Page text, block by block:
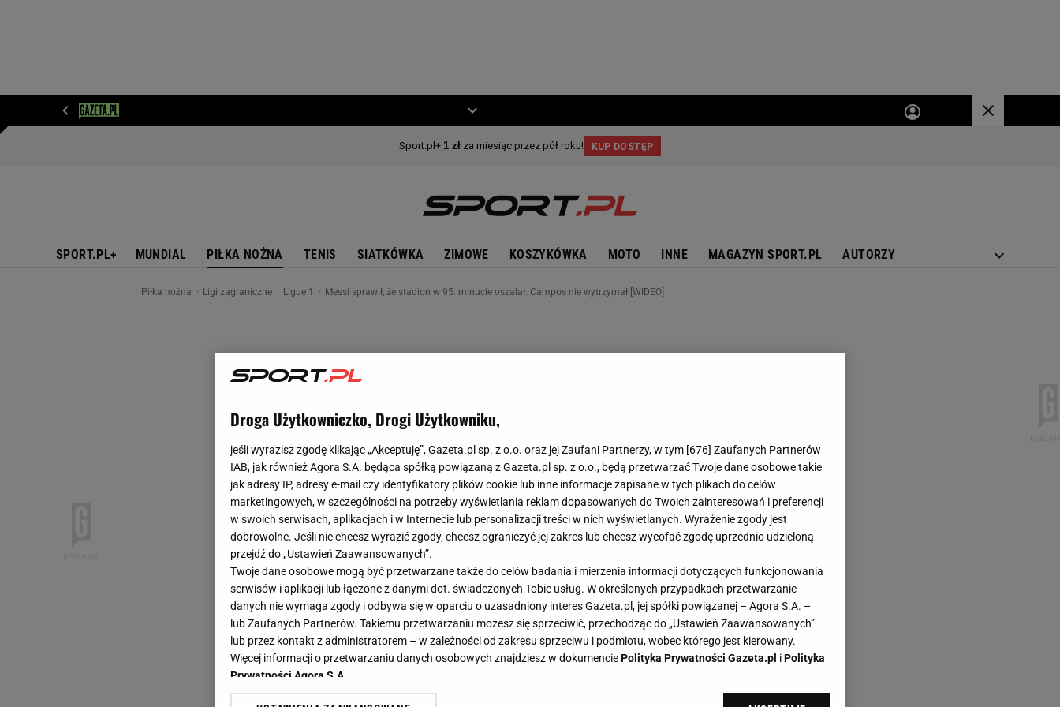
SPORT.PL+ MUNDIAL PIŁKA NOŻNA TENIS SIATKÓWKA ZIMOWE KOSZYKÓWKA MOTO INNE MAGAZYN SPORT.PL AUTORZY
Piłka nożna Ligi zagraniczne Ligue 1 Messi sprawił, że stadion w 95. minucie oszalał. Campos nie wytrzymał [WIDEO]
Droga Użytkowniczko, Drogi Użytkowniku,
jeśli wyrazisz zgodę klikając „Akceptuję”, Gazeta.pl sp. z o.o. oraz jej Zaufani Partnerzy, w tym [676] Zaufanych Partnerów
IAB, jak również Agora S.A. będąca spółką powiązaną z Gazeta.pl sp. z o.o., będą przetwarzać Twoje dane osobowe takie
jak adresy IP, adresy e-mail czy identyfikatory plików cookie lub inne informacje zapisane w tych plikach do celów
marketingowych, w szczególności na potrzeby wyświetlania reklam dopasowanych do Twoich zainteresowań i preferencji
w swoich serwisach, aplikacjach i w Internecie lub personalizacji treści w nich wyświetlanych. Wyrażenie zgody jest
dobrowolne. Jeśli nie chcesz wyrazić zgody, chcesz ograniczyć jej zakres lub chcesz wycofać zgodę uprzednio udzieloną
przejdź do „Ustawień Zaawansowanych”.
Twoje dane osobowe mogą być przetwarzane także do celów badania i mierzenia informacji dotyczących funkcjonowania
serwisów i aplikacji lub łączone z danymi dot. świadczonych Tobie usług. W określonych przypadkach przetwarzanie
danych nie wymaga zgody i odbywa się w oparciu o uzasadniony interes Gazeta.pl, jej spółki powiązanej – Agora S.A. –
lub Zaufanych Partnerów. Takiemu przetwarzaniu możesz się sprzeciwić, przechodząc do „Ustawień Zaawansowanych”
lub przez kontakt z administratorem – w zależności od zakresu sprzeciwu i podmiotu, wobec którego jest kierowany.
Więcej informacji o przetwarzaniu danych osobowych znajdziesz w dokumenciePolityka Prywatności Gazeta.pl iPolityka
Prywatności Agora S.A.